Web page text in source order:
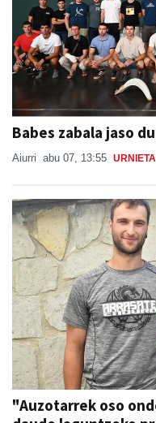
Babes zabala jaso
Aiurri abu 07, 13:55 URNIETA
"Auzotarrek oso